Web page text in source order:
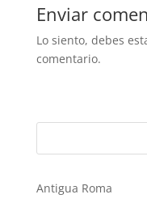
Enviar
Lo siento, debes
comentario.
Antigua Roma